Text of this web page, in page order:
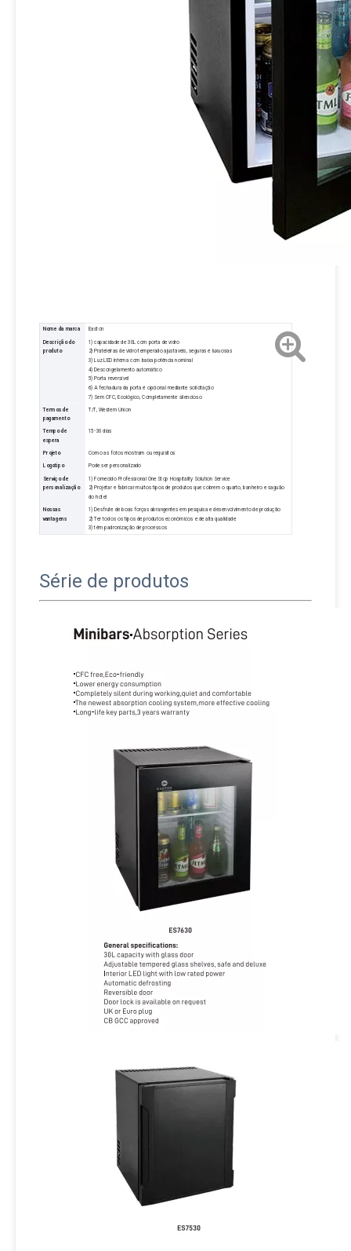
Nome da marca Easton
Descrição do
produto
1) capacidade de 30L com porta de vidro
2) Prateleiras de vidro temperado ajustáveis, seguras e luxuosas
3) Luz LED interna com baixa potência nominal
4) Descongelamento automático
5) Porta reversível
6) A fechadura da porta é opcional mediante solicitação
7) Sem CFC, Ecológico, Completamente silencioso
Termos de
pagamento
T/T, Western Union
Tempo de
espera
15-30 dias
Projeto Como as fotos mostram ou requisitos
Logotipo Pode ser personalizado
Serviço de
personalização
1) Fornecido Professional One Stop Hospitality Solution Service
2) Projetar e fabricar muitos tipos de produtos que cobrem o quarto, banheiro e saguão
do hotel
Nossas
vantagens
1) Desfrute de boas forças abrangentes em pesquisa e desenvolvimento de produção
2) Ter todos os tipos de produtos econômicos e de alta qualidade
3) têm padronização de processos
Série de produtos